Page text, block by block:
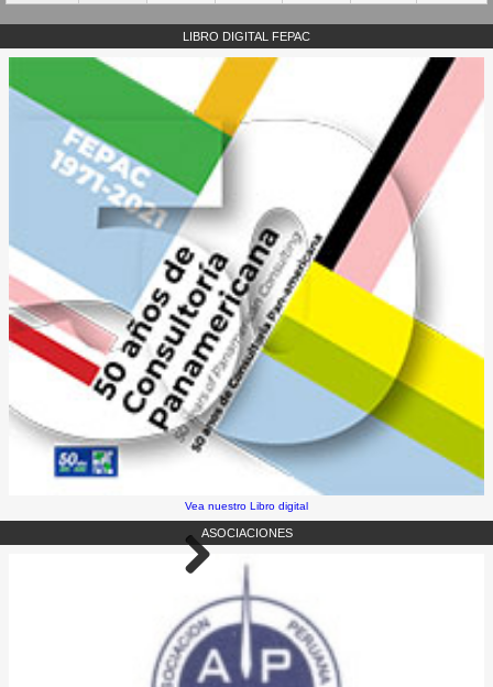
LIBRO DIGITAL FEPAC
Vea nuestro Libro digital
ASOCIACIONES